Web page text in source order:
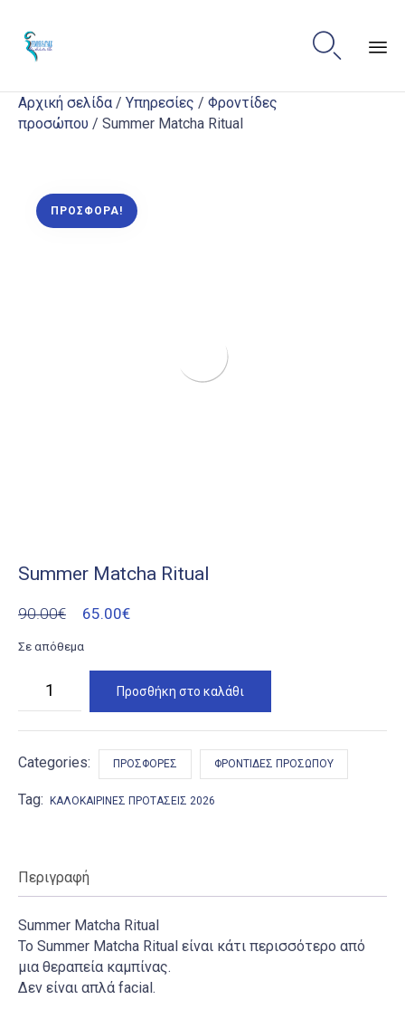

Αρχική σελίδα / Υπηρεσίες / Φροντίδες
προσώπου / Summer Matcha Ritual
ΠΡΟΣΦΟΡΆ!
Summer Matcha Ritual
90.00€
Original
price
was:
90.00€.
65.00€Η
τιμή
είναι:
65.00€.
Σε απόθεμα
Προσθήκη στο καλάθι
Categories: ΠΡΟΣΦΟΡΈΣ ΦΡΟΝΤΊΔΕΣ ΠΡΟΣΏΠΟΥ
Tag: ΚΑΛΟΚΑΙΡΙΝΈΣ ΠΡΟΤΆΣΕΙΣ 2026
Περιγραφή
Summer Matcha Ritual
Το Summer Matcha Ritual είναι κάτι περισσότερο από
μια θεραπεία καμπίνας.
Δεν είναι απλά facial.